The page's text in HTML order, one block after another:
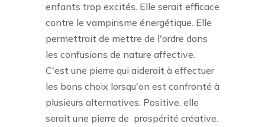
enfants trop excités. Elle serait efficace
contre le vampirisme énergétique. Elle
permettrait de mettre de l'ordre dans
les confusions de nature affective.
C'est une pierre qui aiderait à effectuer
les bons choix lorsqu'on est confronté à
plusieurs alternatives. Positive, elle
serait une pierre de prospérité créative.